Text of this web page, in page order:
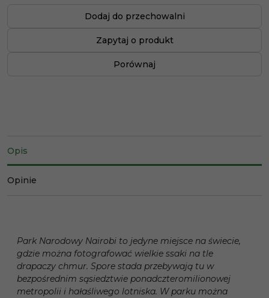
Dodaj do przechowalni
Zapytaj o produkt
Porównaj
Opis
Opinie
Park Narodowy Nairobi to jedyne miejsce na świecie,
gdzie można fotografować wielkie ssaki na tle
drapaczy chmur. Spore stada przebywają tu w
bezpośrednim sąsiedztwie ponadczteromilionowej
metropolii i hałaśliwego lotniska. W parku można